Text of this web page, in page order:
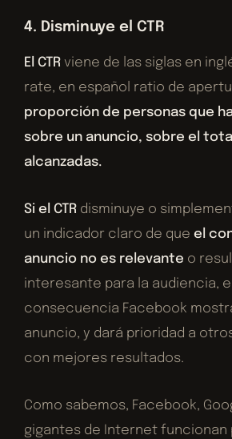
4. Disminuye el CTR
El CTR viene de las siglas en
rate, en español ratio de
proporción de personas que
sobre un anuncio, sobre el
alcanzadas.
Si el CTR disminuye o
un indicador claro de queel
anuncio no es relevante o
interesante para la audiencia,
consecuencia Facebook
anuncio, y dará prioridad a
con mejores resultados.
Como sabemos, Facebook,
gigantes de Internet funcionan